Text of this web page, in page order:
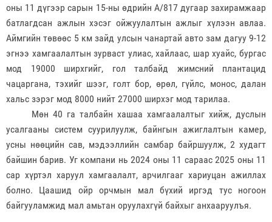
оны 11 дүгээр сарын 15-ны өдрийн А/817 дугаар захирамжаар
батлагдсан ажлын хэсэг ойжуулалтын ажлыг хүлээн авлаа.
Аймгийн төвөөс 5 км зайд улсын чанартай авто зам дагуу 9-12
эгнээ хамгаалалтын зурваст улиас, хайлаас, шар хуайс, бургас
мод 19000 ширхгийг, гол талбайд жимсний плантацид
чацаргана, тэхийг шээг, голт бор, өрөл, гүйлс, монос, далан
хальс зэрэг мод 8000 нийт 27000 ширхэг мод тарилаа.
Мөн 40 га талбайн хашаа хамгаалалтыг хийж, дуслын
усалгааны систем суурилуулж, байнгын ажиглалтын камер,
усны нөөцийн сав, мэдээллийн самбар байршуулж, 2 худагт
байшин барив. Уг компани нь 2024 оны 11 сараас 2025 оны 11
сар хүртэл харуул хамгаалалт, арчилгааг хариуцан ажиллах
болно. Цаашид ойр орчмын мал бүхий иргэд тус ногоон
байгууламжид мал амьтан оруулахгүй байхыг анхааруулъя.